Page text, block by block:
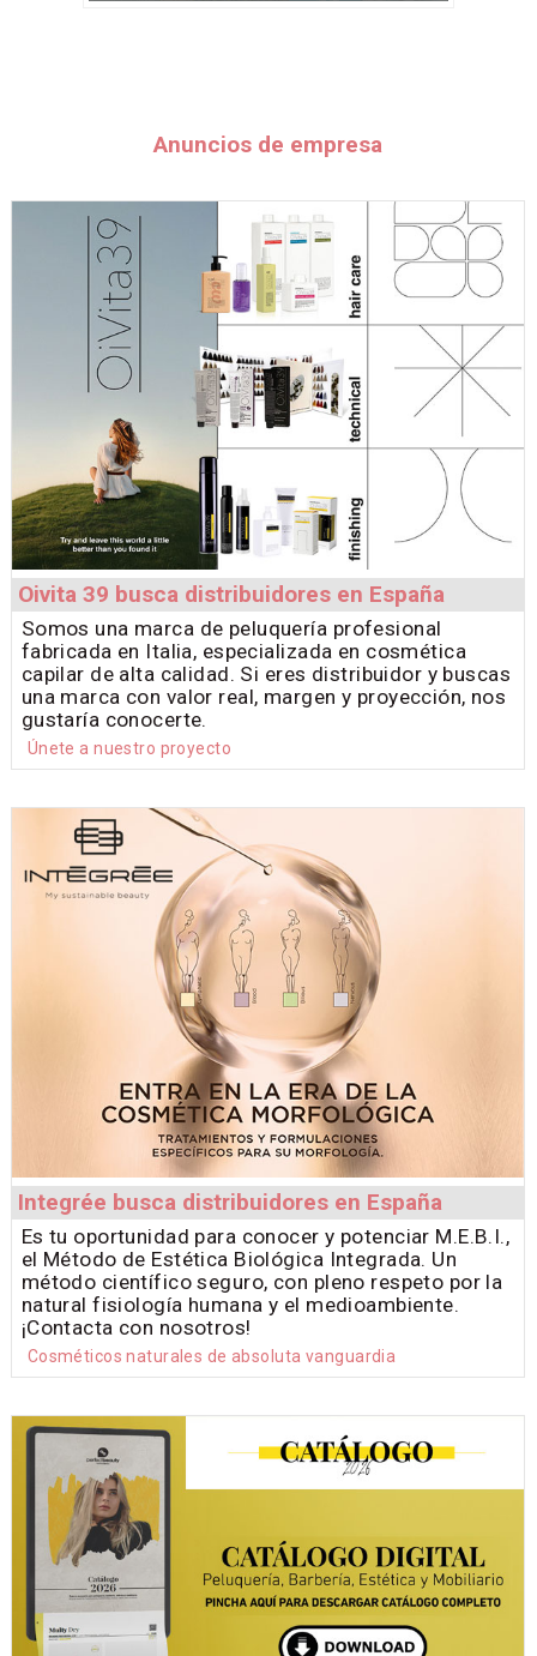
Anuncios de empresa
Oivita 39 busca distribuidores en España
Somos una marca de peluquería profesional
fabricada en Italia, especializada en cosmética
capilar de alta calidad. Si eres distribuidor y buscas
una marca con valor real, margen y proyección, nos
gustaría conocerte.
Únete a nuestro proyecto
Integrée busca distribuidores en España
Es tu oportunidad para conocer y potenciar M.E.B.I.,
el Método de Estética Biológica Integrada. Un
método científico seguro, con pleno respeto por la
natural fisiología humana y el medioambiente.
¡Contacta con nosotros!
Cosméticos naturales de absoluta vanguardia